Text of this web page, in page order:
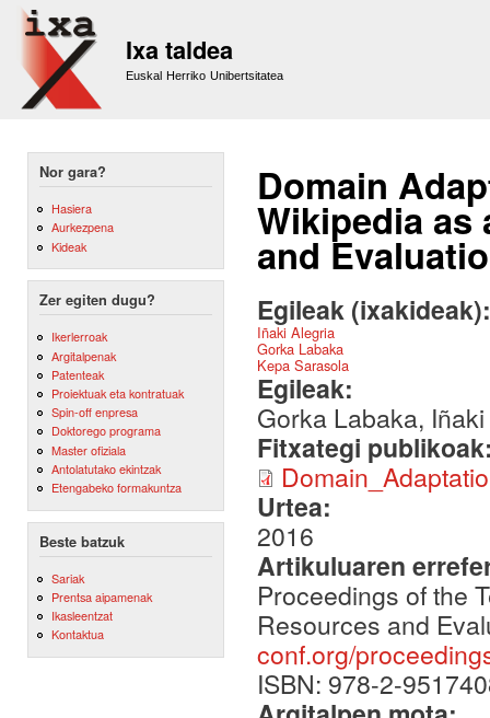
Ixa taldea
Euskal Herriko Unibertsitatea
Nor gara?
Hasiera
Aurkezpena
Kideak
Zer egiten dugu?
Ikerlerroak
Argitalpenak
Patenteak
Proiektuak eta kontratuak
Spin-off enpresa
Doktorego programa
Master ofiziala
Antolatutako ekintzak
Etengabeko formakuntza
Beste batzuk
Sariak
Prentsa aipamenak
Ikasleentzat
Kontaktua
Domain
Wikipedia as
and
Egileak
Iñaki Alegria
Gorka Labaka
Kepa Sarasola
Egileak:
Gorka Labaka,
Fitxategi
Urtea:
2016
Artikuluaren
Proceedings of the
Resources and
conf.org/
ISBN: 978-2-